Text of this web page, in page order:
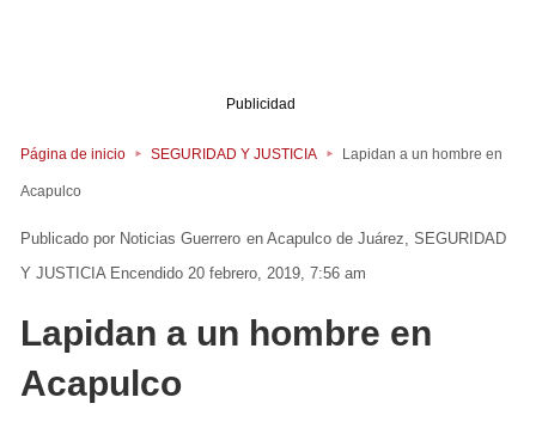
Publicidad
Página de inicio SEGURIDAD Y JUSTICIA Lapidan a un hombre en
Acapulco
Noticias Guerrero en Acapulco de Juárez SEGURIDAD
Y JUSTICIA Encendido 20 febrero, 2019, 7:56 am
Lapidan a un hombre en
Acapulco